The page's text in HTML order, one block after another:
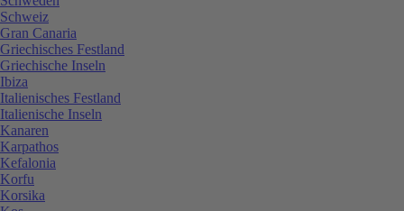
Schweiz
Gran Canaria
Griechisches Festland
Griechische Inseln
Ibiza
Italienisches Festland
Italienische Inseln
Kanaren
Karpathos
Kefalonia
Korfu
Korsika